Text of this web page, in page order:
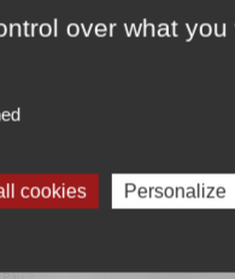
cours...
over what
cookies Personalize